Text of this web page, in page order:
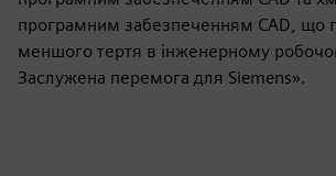
програмним забезпеченням CAD, що
меншого тертя в інженерному
Заслужена перемога для Siemens».